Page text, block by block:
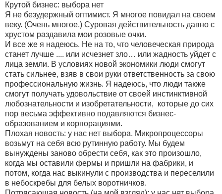
Крутой бизнес: выбора нет
Я не безудержный оптимист. Я многое повидал на своем
веку. (Очень многое.) Суровая действительность давно с
хрустом раздавила мои розовые очки.
И все же я надеюсь. Не на то, что человеческая природа
станет лучше .... или исчезнет зло… или жадность уйдет с
лица земли. В условиях новой экономики люди смогут
стать сильнее, взяв в свои руки ответственность за свою
профессиональную жизнь. Я надеюсь, что люди также
смогут получать удовольствие от своей инстинктивной
любознательности и изобретательности, которые до сих
пор весьма эффективно подавляются бизнес-
образованием и корпорациями.
Плохая новость: у нас нет выбора. Микропроцессоры
возьмут на себя всю рутинную работу. Мы будем
вынуждены заново обрести себя, как это произошло,
когда мы оставили фермы и пришли на фабрики, и
потом, когда нас выкинули с производства и переселили
в небоскребы для белых воротничков.